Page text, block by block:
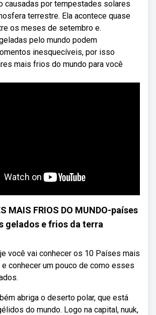
causadas por tempestades solares
terrestre. Ela acontece quase
os meses de setembro e.
pelo mundo podem
inesquecíveis, por isso
mais frios do mundo para você
MAIS FRIOS DO MUNDO-países
gelados e frios da terra
você vai conhecer os 10 Países mais
conhecer um pouco de como esses
abriga o deserto polar, que está
do mundo. Logo na capital, nuuk,